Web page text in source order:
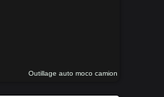
Outillage auto moco camion